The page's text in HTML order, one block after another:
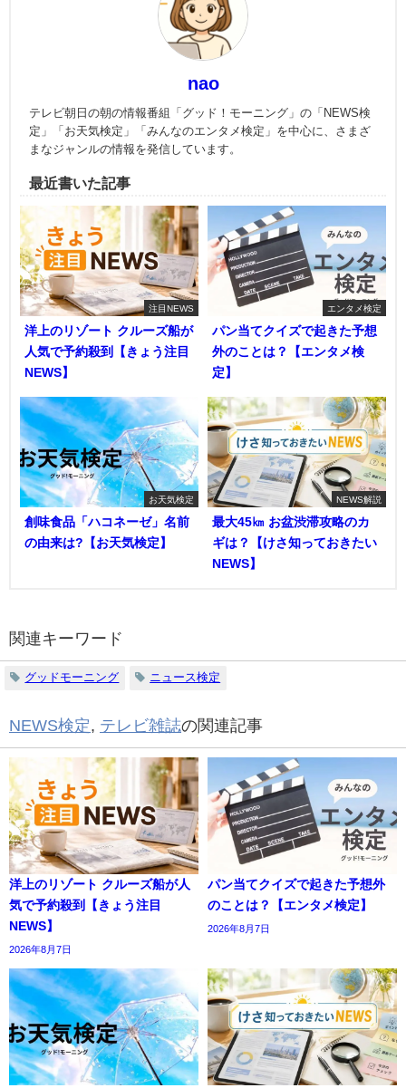
nao
テレビ朝日の朝の情報番組「グッド！モーニング」の「NEWS検
定」「お天気検定」「みんなのエンタメ検定」を中心に、さまざ
まなジャンルの情報を発信しています。
最近書いた記事
注目NEWS
洋上のリゾート クルーズ船が
人気で予約殺到【きょう注目
NEWS】
エンタメ検定
パン当てクイズで起きた予想
外のことは？【エンタメ検
定】
お天気検定
創味食品「ハコネーゼ」名前
の由来は?【お天気検定】
NEWS解説
最大45㎞ お盆渋滞攻略のカ
ギは？【けさ知っておきたい
NEWS】
関連キーワード
グッドモーニング ニュース検定
NEWS検定, テレビ雑誌の関連記事
洋上のリゾート クルーズ船が人
気で予約殺到【きょう注目
NEWS】
2026年8月7日
パン当てクイズで起きた予想外
のことは？【エンタメ検定】
2026年8月7日